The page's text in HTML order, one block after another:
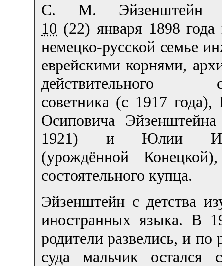
С. М. Эйзенштейн
10 (22) января 1898
немецко-русской семье
еврейскими корнями,
действительного
советника (с 1917 года),
Осиповича
1921) и Юлии
(урождённой
состоятельного купца.
Эйзенштейн с детства
иностранных языка. В
родители развелись, и
суда мальчик остался